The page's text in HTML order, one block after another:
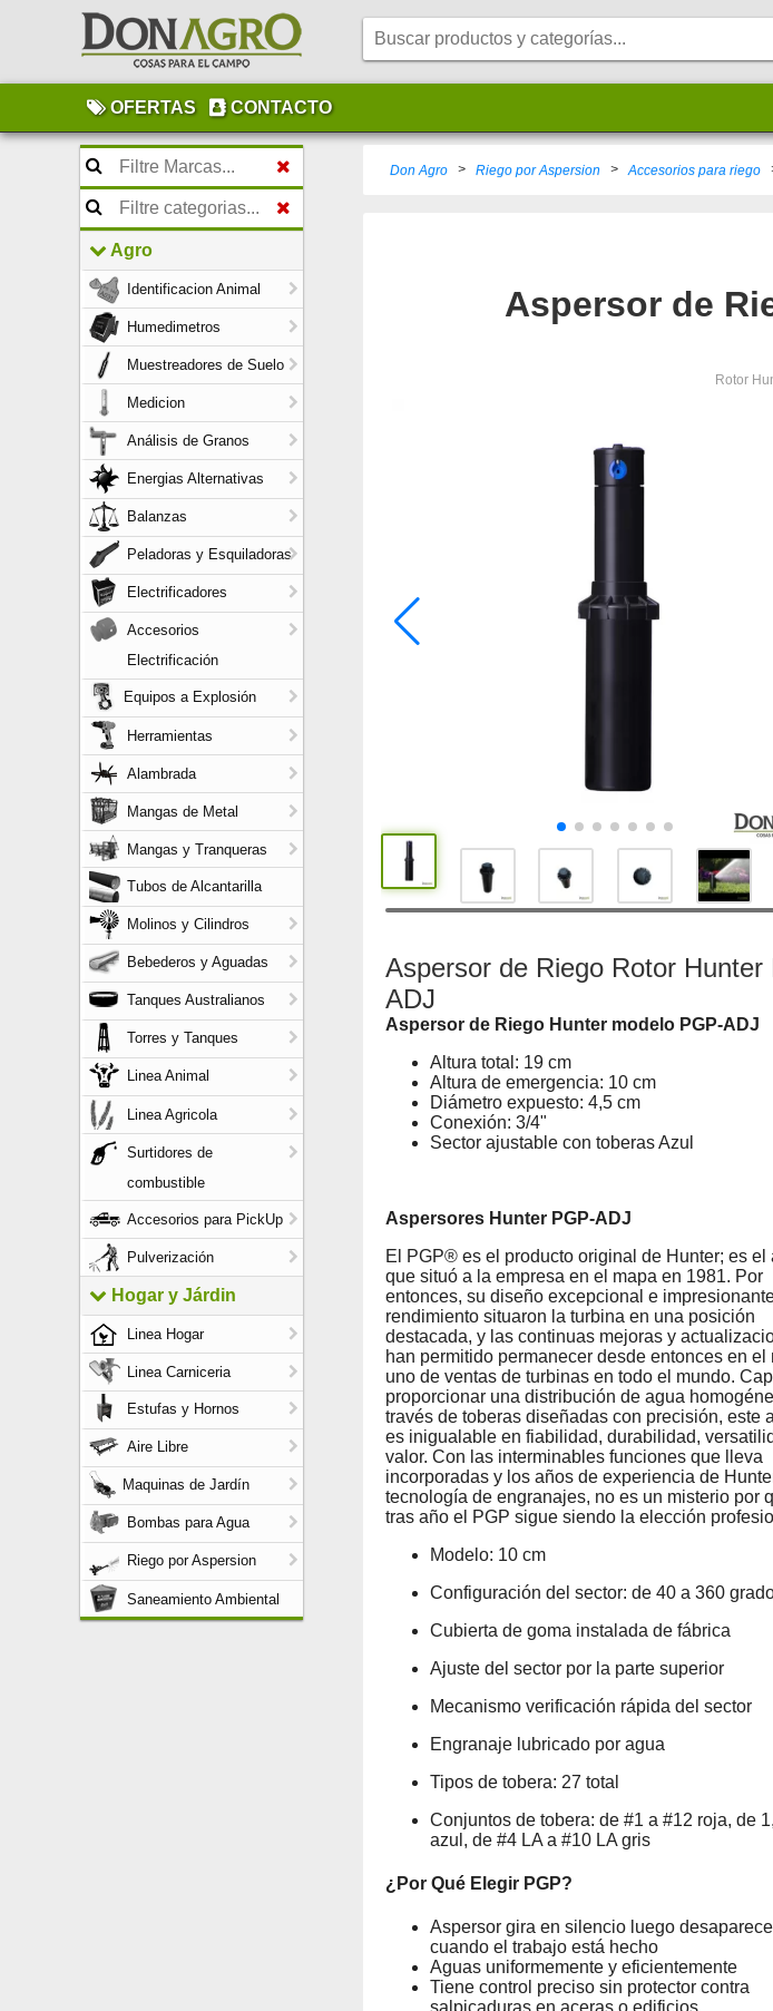
OFERTAS CONTACTO
Agro
Identificacion Animal
Humedimetros
Muestreadores de Suelo
Medicion
Análisis de Granos
Energias Alternativas
Balanzas
Peladoras y Esquiladoras
Electrificadores
Accesorios
Electrificación
Equipos a Explosión
Herramientas
Alambrada
Mangas de Metal
Mangas y Tranqueras
Tubos de Alcantarilla
Molinos y Cilindros
Bebederos y Aguadas
Tanques Australianos
Torres y Tanques
Linea Animal
Linea Agricola
Surtidores de
combustible
Accesorios para PickUp
Pulverización
Hogar y Járdin
Linea Hogar
Linea Carniceria
Estufas y Hornos
Aire Libre
Maquinas de Jardín
Bombas para Agua
Riego por Aspersion
Saneamiento Ambiental
Don Agro > Riego por Aspersion > Accesorios para riego
Aspersor de
Rotor
Aspersor de Riego Rotor Hunter
ADJ
Aspersor de Riego Hunter modelo PGP-ADJ
Altura total: 19 cm
Altura de emergencia: 10 cm
Diámetro expuesto: 4,5 cm
Conexión: 3/4"
Sector ajustable con toberas Azul
Aspersores Hunter PGP-ADJ
El PGP® es el producto original de Hunter; es el
que situó a la empresa en el mapa en 1981. Por
entonces, su diseño excepcional e
rendimiento situaron la turbina en una posición
destacada, y las continuas mejoras y
han permitido permanecer desde entonces en el
uno de ventas de turbinas en todo el mundo.
proporcionar una distribución de agua
través de toberas diseñadas con precisión, este
es inigualable en fiabilidad, durabilidad,
valor. Con las interminables funciones que lleva
incorporadas y los años de experiencia de
tecnología de engranajes, no es un misterio por
tras año el PGP sigue siendo la elección
Modelo: 10 cm
Configuración del sector: de 40 a 360
Cubierta de goma instalada de fábrica
Ajuste del sector por la parte superior
Mecanismo verificación rápida del sector
Engranaje lubricado por agua
Tipos de tobera: 27 total
Conjuntos de tobera: de #1 a #12 roja, de
azul, de #4 LA a #10 LA gris
¿Por Qué Elegir PGP?
Aspersor gira en silencio luego desaparece
cuando el trabajo está hecho
Aguas uniformemente y eficientemente
Tiene control preciso sin protector contra